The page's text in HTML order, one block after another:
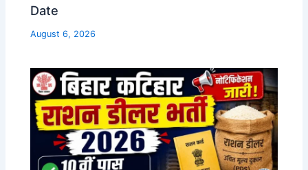
Date
August 6, 2026